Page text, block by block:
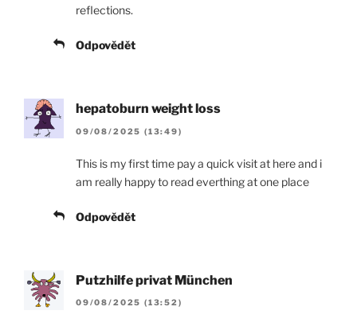
reflections.
Odpovědět
hepatoburn weight loss
09/08/2025 (13:49)
This is my first time pay a quick visit at here and i
am really happy to read everthing at one place
Odpovědět
Putzhilfe privat München
09/08/2025 (13:52)